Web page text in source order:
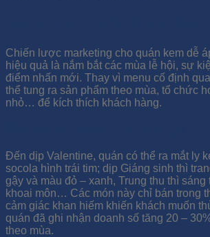
Chiến lược marketing cho quán kem dễ
hiệu quả là nắm bắt các mùa lễ hội, sự
điểm nhấn mới. Thay vì menu cố định
thể tung ra sản phẩm theo mùa, tổ chức
nhỏ… để kích thích khách hàng.
Đến dịp Valentine, quán có thể ra mắt ly
socola hình trái tim; dịp Giáng sinh thì
gậy và màu đỏ – xanh, Trung thu thì sáng
khoai môn… Các món này chỉ bán trong
cảm giác khan hiếm khiến khách muốn
quán đã ghi nhận doanh số tăng 20 –
theo mùa.